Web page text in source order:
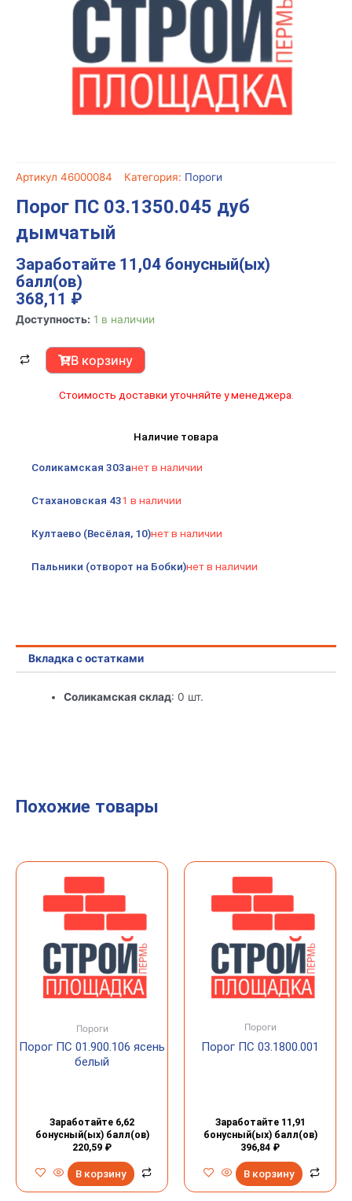
Артикул 46000084 Категория: Пороги
Порог ПС 03.1350.045 дуб
дымчатый
Заработайте 11,04 бонусный(ых)
балл(ов)
368,11 ₽
Доступность: 1 в наличии
Количество
Порог
ПС
В корзину
Стоимость доставки уточняйте у менеджера.
Наличие товара
Соликамская 303анет в наличии
Стахановская 431 в наличии
Култаево (Весёлая, 10)нет в наличии
Пальники (отворот на Бобки)нет в наличии
Вкладка с остатками
Соликамская склад: 0 шт.
Похожие товары
Пороги
Порог ПС 01.900.106 ясень
белый
Заработайте 6,62
бонусный(ых) балл(ов)
220,59 ₽
В корзину
Пороги
Порог ПС 03.1800.001
Заработайте 11,91
бонусный(ых) балл(ов)
396,84 ₽
В корзину